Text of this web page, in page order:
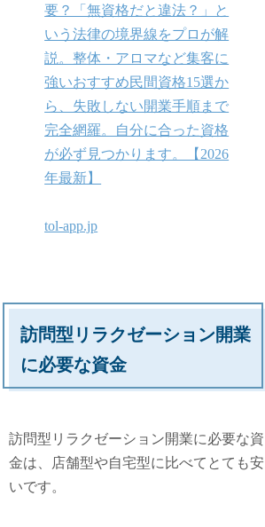
要？「無資格だと違法？」と
いう法律の境界線をプロが解
説。整体・アロマなど集客に
強いおすすめ民間資格15選か
ら、失敗しない開業手順まで
完全網羅。自分に合った資格
が必ず見つかります。【2026
年最新】
tol-app.jp
訪問型リラクゼーション開業
に必要な資金
訪問型リラクゼーション開業に必要な資
金は、店舗型や自宅型に比べてとても安
いです。